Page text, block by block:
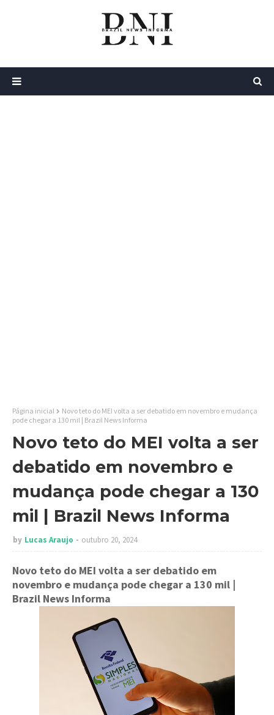
Página inicial
Novo teto do MEI volta a ser debatido em novembro e mudança
pode chegar a 130 mil | Brazil News Informa
Novo teto do MEI volta a ser
debatido em novembro e
mudança pode chegar a 130
mil | Brazil News Informa
by Lucas Araujo outubro 20, 2024
Novo teto do MEI volta a ser debatido em
novembro e mudança pode chegar a 130 mil |
Brazil News Informa